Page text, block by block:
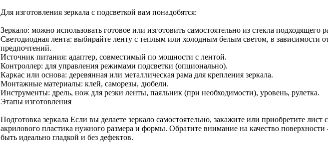
Для изготовления зеркала с подсветкой вам понадобятся:
Зеркало: можно использовать готовое или изготовить самостоятельно из стекла подходящего
Светодиодная лента: выбирайте ленту с теплым или холодным белым светом, в зависимости
предпочтений.
Источник питания: адаптер, совместимый по мощности с лентой.
Контроллер: для управления режимами подсветки (опционально).
Каркас или основа: деревянная или металлическая рама для крепления зеркала.
Монтажные материалы: клей, саморезы, дюбели.
Инструменты: дрель, нож для резки ленты, паяльник (при необходимости), уровень, рулетка.
Этапы изготовления
Подготовка зеркала Если вы делаете зеркало самостоятельно, закажите или приобретите лист
акрилового пластика нужного размера и формы. Обратите внимание на качество
быть идеально гладкой и без дефектов.